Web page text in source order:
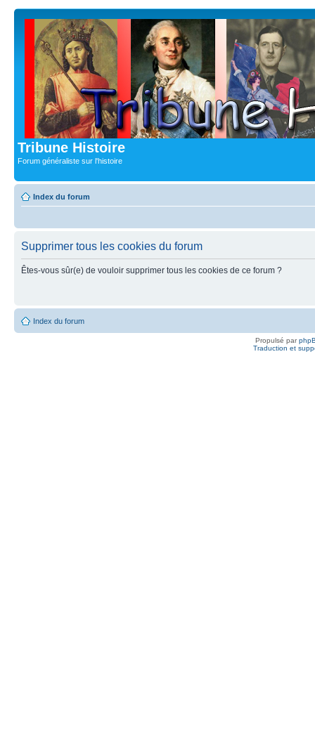
Tribune Histoire
Forum généraliste sur l'histoire
Index du forum
Supprimer tous les cookies du forum
Êtes-vous sûr(e) de vouloir supprimer tous les cookies de ce forum ?
Index du forum
Propulsé par
Traduction et